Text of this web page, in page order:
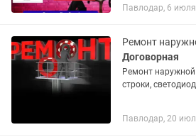
Обучался у
Павлодар, 6 июля
Договорная
Ремонт
строки,
Павлодар, 20